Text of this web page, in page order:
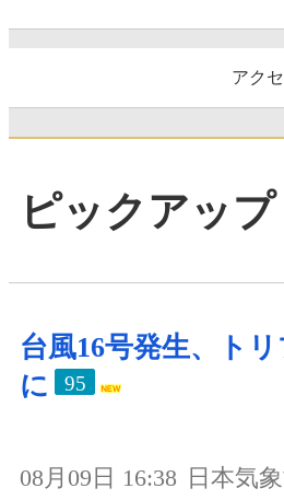
アク
ピックアップ
台風16号発生、ト
に
95
08月09日 16:38 日本気